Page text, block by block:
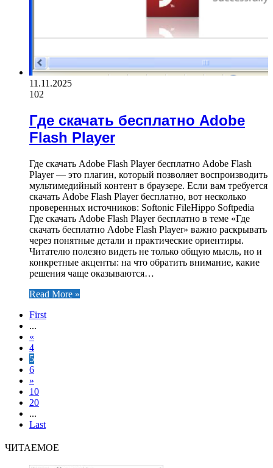
11.11.2025
102
Где скачать бесплатно Adobe
Flash Player
Где скачать Adobe Flash Player бесплатно Adobe Flash
Player — это плагин, который позволяет воспроизводить
мультимедийный контент в браузере. Если вам требуется
скачать Adobe Flash Player бесплатно, вот несколько
проверенных источников: Softonic FileHippo Softpedia
Где скачать Adobe Flash Player бесплатно в теме «Где
скачать бесплатно Adobe Flash Player» важно раскрывать
через понятные детали и практические ориентиры.
Читателю полезно видеть не только общую мысль, но и
конкретные акценты: на что обратить внимание, какие
решения чаще оказываются…
Read More »
First
...
«
4
5
6
»
10
20
...
Last
ЧИТАЕМОЕ